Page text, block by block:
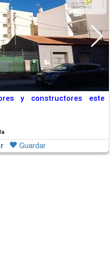
y constructores este
Guardar